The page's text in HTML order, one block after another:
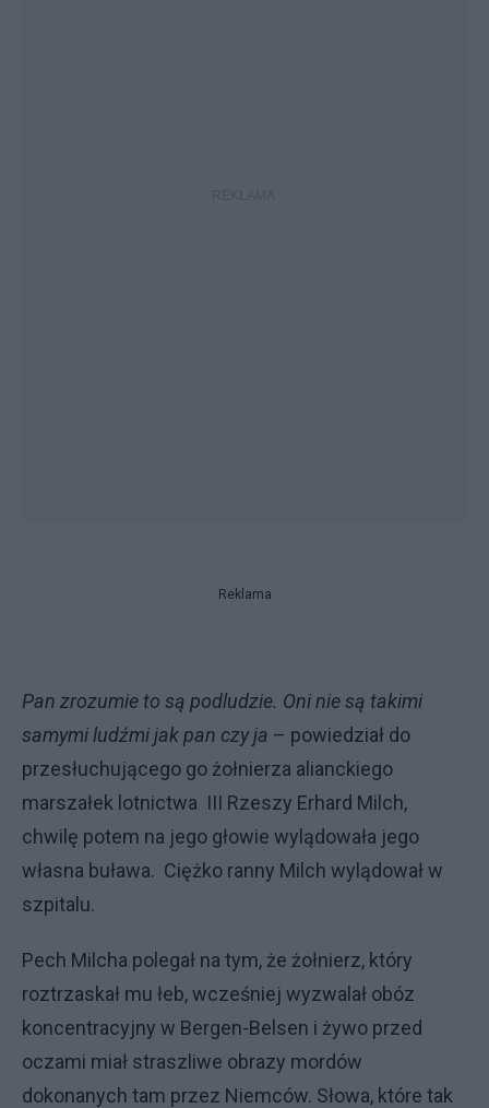
Reklama
Pan zrozumie to są podludzie. Oni nie są takimi
samymi ludźmi jak pan czy ja – powiedział do
przesłuchującego go żołnierza alianckiego
marszałek lotnictwa III Rzeszy Erhard Milch,
chwilę potem na jego głowie wylądowała jego
własna buława. Ciężko ranny Milch wylądował w
szpitalu.
Pech Milcha polegał na tym, że żołnierz, który
roztrzaskał mu łeb, wcześniej wyzwalał obóz
koncentracyjny w Bergen-Belsen i żywo przed
oczami miał straszliwe obrazy mordów
dokonanych tam przez Niemców. Słowa, które tak